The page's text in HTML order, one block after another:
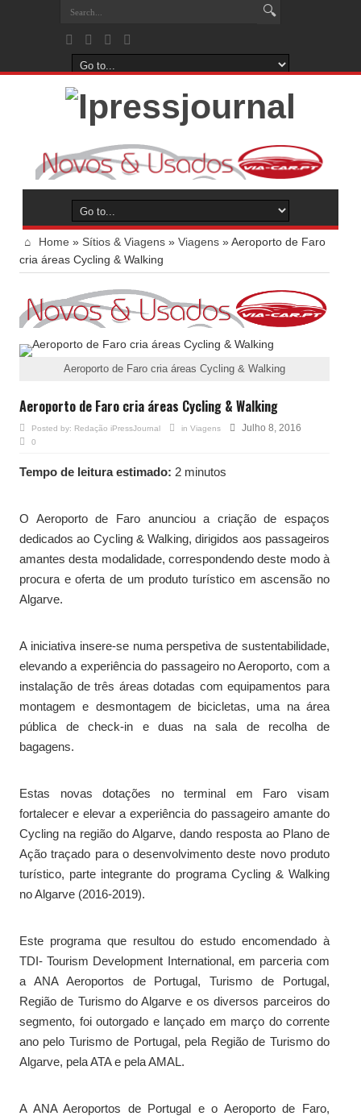
Home » Sítios & Viagens » Viagens »Aeroporto de Faro
cria áreas Cycling & Walking
Aeroporto de Faro cria áreas Cycling & Walking
Aeroporto de Faro cria áreas Cycling & Walking
Posted by: Redação iPressJournal in Viagens Julho 8, 2016
0
Tempo de leitura estimado: 2 minutos
O Aeroporto de Faro anunciou a criação de espaços
dedicados ao Cycling & Walking, dirigidos aos passageiros
amantes desta modalidade, correspondendo deste modo à
procura e oferta de um produto turístico em ascensão no
Algarve.
A iniciativa insere-se numa perspetiva de sustentabilidade,
elevando a experiência do passageiro no Aeroporto, com a
instalação de três áreas dotadas com equipamentos para
montagem e desmontagem de bicicletas, uma na área
pública de check-in e duas na sala de recolha de
bagagens.
Estas novas dotações no terminal em Faro visam
fortalecer e elevar a experiência do passageiro amante do
Cycling na região do Algarve, dando resposta ao Plano de
Ação traçado para o desenvolvimento deste novo produto
turístico, parte integrante do programa Cycling & Walking
no Algarve (2016-2019).
Este programa que resultou do estudo encomendado à
TDI- Tourism Development International, em parceria com
a ANA Aeroportos de Portugal, Turismo de Portugal,
Região de Turismo do Algarve e os diversos parceiros do
segmento, foi outorgado e lançado em março do corrente
ano pelo Turismo de Portugal, pela Região de Turismo do
Algarve, pela ATA e pela AMAL.
A ANA Aeroportos de Portugal e o Aeroporto de Faro,